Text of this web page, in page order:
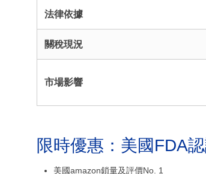
法律依據
關稅現況
市場影響
限時優惠：美國FDA
美國amazon鎖量及評價No. 1